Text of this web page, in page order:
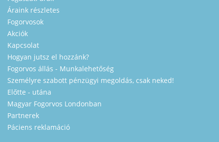
Áraink részletes
Fogorvosok
Akciók
Kapcsolat
Hogyan jutsz el hozzánk?
Fogorvos állás - Munkalehetőség
Személyre szabott pénzügyi megoldás, csak neked!
Előtte - utána
Magyar Fogorvos Londonban
Partnerek
Páciens reklamáció